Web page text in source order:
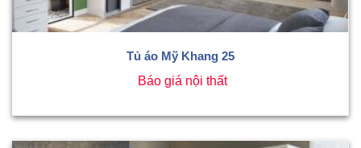
Tủ áo Mỹ Khang 25
Báo giá nội thất